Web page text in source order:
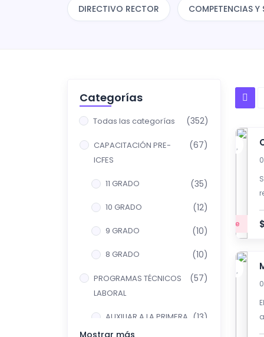
DIRECTIVO RECTOR COMPETENCIAS Y
Categorías
Todas las categorías (352)
CAPACITACIÓN PRE-
ICFES
(67)
11 GRADO (35)
10 GRADO (12)
9 GRADO (10)
8 GRADO (10)
PROGRAMAS TÉCNICOS
LABORAL
(57)
AUXILIAR A LA PRIMERA
INFANCIA
(13)
Mostrar más
Principiante
0
0